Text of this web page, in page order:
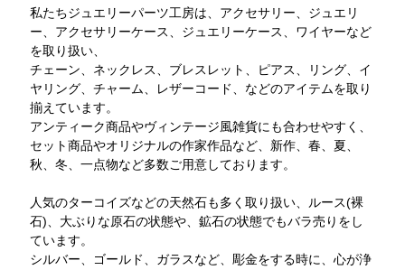
私たちジュエリーパーツ工房は、アクセサリー、ジュエリ
ー、アクセサリーケース、ジュエリーケース、ワイヤーなど
を取り扱い、
チェーン、ネックレス、ブレスレット、ピアス、リング、イ
ヤリング、チャーム、レザーコード、などのアイテムを取り
揃えています。
アンティーク商品やヴィンテージ風雑貨にも合わせやすく、
セット商品やオリジナルの作家作品など、新作、春、夏、
秋、冬、一点物など多数ご用意しております。
人気のターコイズなどの天然石も多く取り扱い、ルース(裸
石)、大ぶりな原石の状態や、鉱石の状態でもバラ売りをし
ています。
シルバー、ゴールド、ガラスなど、彫金をする時に、心が浄